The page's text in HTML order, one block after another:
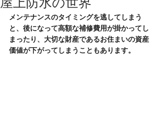
メンテナンスのタイミングを逃してしまう
と、後になって高額な補修費用が掛かってし
まったり、大切な財産であるお住まいの資産
価値が下がってしまうこともあります。